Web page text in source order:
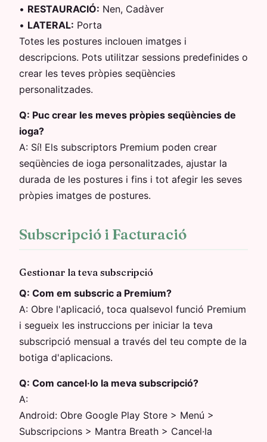
• RESTAURACIÓ: Nen, Cadàver
• LATERAL: Porta
Totes les postures inclouen imatges i
descripcions. Pots utilitzar sessions predefinides o
crear les teves pròpies seqüències
personalitzades.
Q: Puc crear les meves pròpies seqüències de
ioga?
A: Sí! Els subscriptors Premium poden crear
seqüències de ioga personalitzades, ajustar la
durada de les postures i fins i tot afegir les seves
pròpies imatges de postures.
Subscripció i Facturació
Gestionar la teva subscripció
Q: Com em subscric a Premium?
A: Obre l'aplicació, toca qualsevol funció Premium
i segueix les instruccions per iniciar la teva
subscripció mensual a través del teu compte de la
botiga d'aplicacions.
Q: Com cancel·lo la meva subscripció?
A:
Android: Obre Google Play Store > Menú >
Subscripcions > Mantra Breath > Cancel·la